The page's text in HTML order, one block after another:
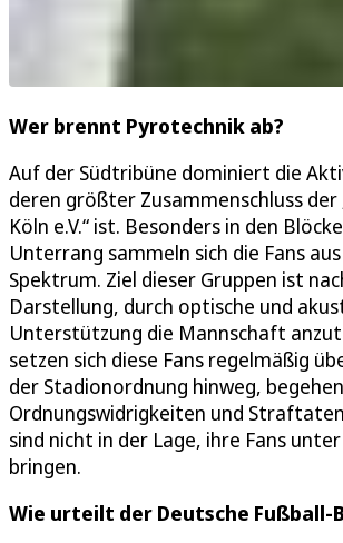
Wer brennt Pyrotechnik ab?
Auf der Südtribüne dominiert die
deren größter Zusammenschluss der
Köln e.V.“ ist. Besonders in den
Unterrang sammeln sich die Fans
Spektrum. Ziel dieser Gruppen ist
Darstellung, durch optische und
Unterstützung die Mannschaft
setzen sich diese Fans regelmäßig
der Stadionordnung hinweg, begehen
Ordnungswidrigkeiten und
sind nicht in der Lage, ihre Fans
bringen.
Wie urteilt der Deutsche Fußball-